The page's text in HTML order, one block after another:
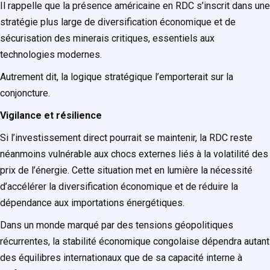
Il rappelle que la présence américaine en RDC s’inscrit dans une
stratégie plus large de diversification économique et de
sécurisation des minerais critiques, essentiels aux
technologies modernes.
Autrement dit, la logique stratégique l’emporterait sur la
conjoncture.
Vigilance et résilience
Si l’investissement direct pourrait se maintenir, la RDC reste
néanmoins vulnérable aux chocs externes liés à la volatilité des
prix de l’énergie. Cette situation met en lumière la nécessité
d’accélérer la diversification économique et de réduire la
dépendance aux importations énergétiques.
Dans un monde marqué par des tensions géopolitiques
récurrentes, la stabilité économique congolaise dépendra autant
des équilibres internationaux que de sa capacité interne à